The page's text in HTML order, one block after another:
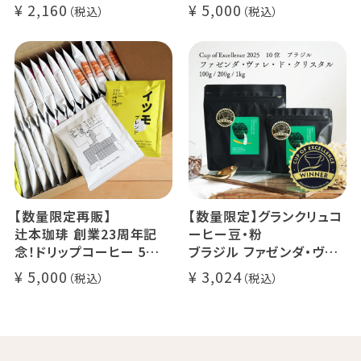
マウンテンウォータープロ
セス カフェインレスコーヒ
ー豆100%使用 メール便
でお届け
2,160
ー 1本
デカフェ オレベース【無
糖】1本
デカフェ アイスコーヒー 1
5,000
【数量限定再販】
辻本珈琲 創業23周年記
念！ドリップコーヒー 5種
50杯セット
アニバーサリーブレンド（コ
5,000
【数量限定】グランクリュコ
ーヒー豆・粉
ブラジル ファゼンダ・ヴァ
レ・ド・クリスタル（100g /
200g / 1kg）
3,024